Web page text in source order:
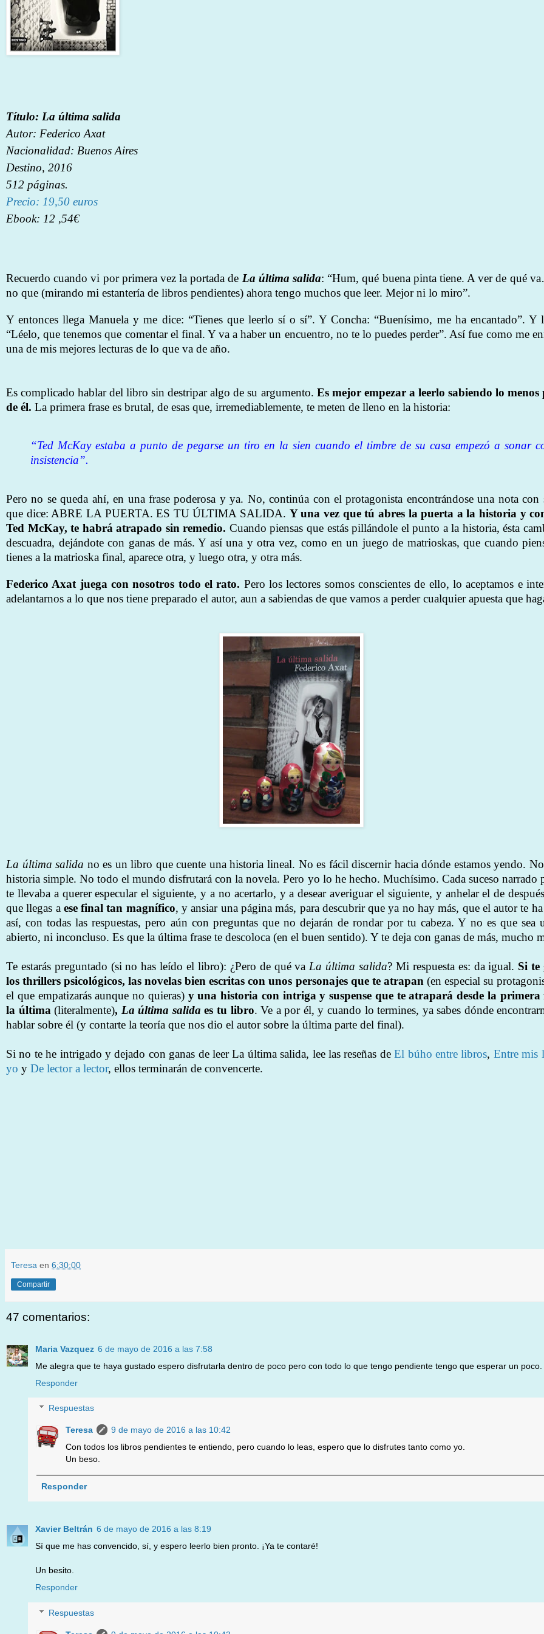
Título: La última salida
Autor: Federico Axat
Nacionalidad: Buenos Aires
Destino, 2016
512 páginas.
Precio: 19,50 euros
Ebook: 12 ,54€
Recuerdo cuando vi por primera vez la portada de La última salida: “Hum, qué buena pinta tiene. A ver de qué
no que (mirando mi estantería de libros pendientes) ahora tengo muchos que leer. Mejor ni lo miro”.
Y entonces llega Manuela y me dice: “Tienes que leerlo sí o sí”. Y Concha: “Buenísimo, me ha encantado”. Y
“Léelo, que tenemos que comentar el final. Y va a haber un encuentro, no te lo puedes perder”. Así fue como me
una de mis mejores lecturas de lo que va de año.
Es complicado hablar del libro sin destripar algo de su argumento. Es mejor empezar a leerlo sabiendo lo menos
de él. La primera frase es brutal, de esas que, irremediablemente, te meten de lleno en la historia:
“Ted McKay estaba a punto de pegarse un tiro en la sien cuando el timbre de su casa empezó a sonar
insistencia”.
Pero no se queda ahí, en una frase poderosa y ya. No, continúa con el protagonista encontrándose una nota con
que dice: ABRE LA PUERTA. ES TU ÚLTIMA SALIDA. Y una vez que tú abres la puerta a la historia y
Ted McKay, te habrá atrapado sin remedio. Cuando piensas que estás pillándole el punto a la historia, ésta
descuadra, dejándote con ganas de más. Y así una y otra vez, como en un juego de matrioskas, que cuando
tienes a la matrioska final, aparece otra, y luego otra, y otra más.
Federico Axat juega con nosotros todo el rato. Pero los lectores somos conscientes de ello, lo aceptamos e
adelantarnos a lo que nos tiene preparado el autor, aun a sabiendas de que vamos a perder cualquier apuesta que
La última salida no es un libro que cuente una historia lineal. No es fácil discernir hacia dónde estamos yendo.
historia simple. No todo el mundo disfrutará con la novela. Pero yo lo he hecho. Muchísimo. Cada suceso narrado
te llevaba a querer especular el siguiente, y a no acertarlo, y a desear averiguar el siguiente, y anhelar el de
que llegas a ese final tan magnífico, y ansiar una página más, para descubrir que ya no hay más, que el autor te
así, con todas las respuestas, pero aún con preguntas que no dejarán de rondar por tu cabeza. Y no es que sea
abierto, ni inconcluso. Es que la última frase te descoloca (en el buen sentido). Y te deja con ganas de más, mucho
Te estarás preguntado (si no has leído el libro): ¿Pero de qué vaLa última salida? Mi respuesta es: da igual. Si te
los thrillers psicológicos, las novelas bien escritas con unos personajes que te atrapan (en especial su
el que empatizarás aunque no quieras) y una historia con intriga y suspense que te atrapará desde la primera
la última(literalmente), La última salida es tu libro. Ve a por él, y cuando lo termines, ya sabes dónde
hablar sobre él (y contarte la teoría que nos dio el autor sobre la última parte del final).
Si no te he intrigado y dejado con ganas de leer La última salida, lee las reseñas deEl búho entre libros, Entre mis
yo y De lector a lector, ellos terminarán de convencerte.
Teresa en 6:30:00
Compartir
47 comentarios:
Maria Vazquez 6 de mayo de 2016 a las 7:58
Me alegra que te haya gustado espero disfrutarla dentro de poco pero con todo lo que tengo pendiente tengo que esperar un poco.
Responder
Respuestas
Teresa
9 de mayo de 2016 a las 10:42
Con todos los libros pendientes te entiendo, pero cuando lo leas, espero que lo disfrutes tanto como yo.
Un beso.
Responder
Xavier Beltrán 6 de mayo de 2016 a las 8:19
Sí que me has convencido, sí, y espero leerlo bien pronto. ¡Ya te contaré!
Un besito.
Responder
Respuestas